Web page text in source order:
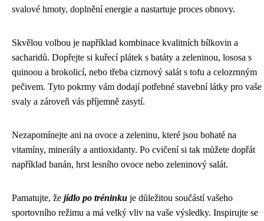
svalové hmoty, doplnění energie a nastartuje proces obnovy.
Skvělou volbou je například kombinace kvalitních bílkovin a
sacharidů. Dopřejte si kuřecí plátek s batáty a zeleninou, lososa s
quinoou a brokolicí, nebo třeba cizrnový salát s tofu a celozrnným
pečivem. Tyto pokrmy vám dodají potřebné stavební látky pro vaše
svaly a zároveň vás příjemně zasytí.
Nezapomínejte ani na ovoce a zeleninu, které jsou bohaté na
vitamíny, minerály a antioxidanty. Po cvičení si tak můžete dopřát
například banán, hrst lesního ovoce nebo zeleninový salát.
Pamatujte, že jídlo po tréninku je důležitou součástí vašeho
sportovního režimu a má velký vliv na vaše výsledky. Inspirujte se